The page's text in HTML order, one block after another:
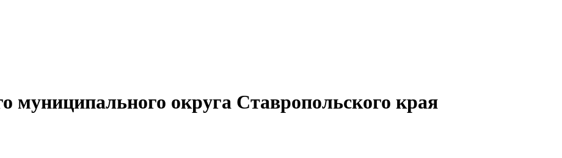
округа Ставропольского края